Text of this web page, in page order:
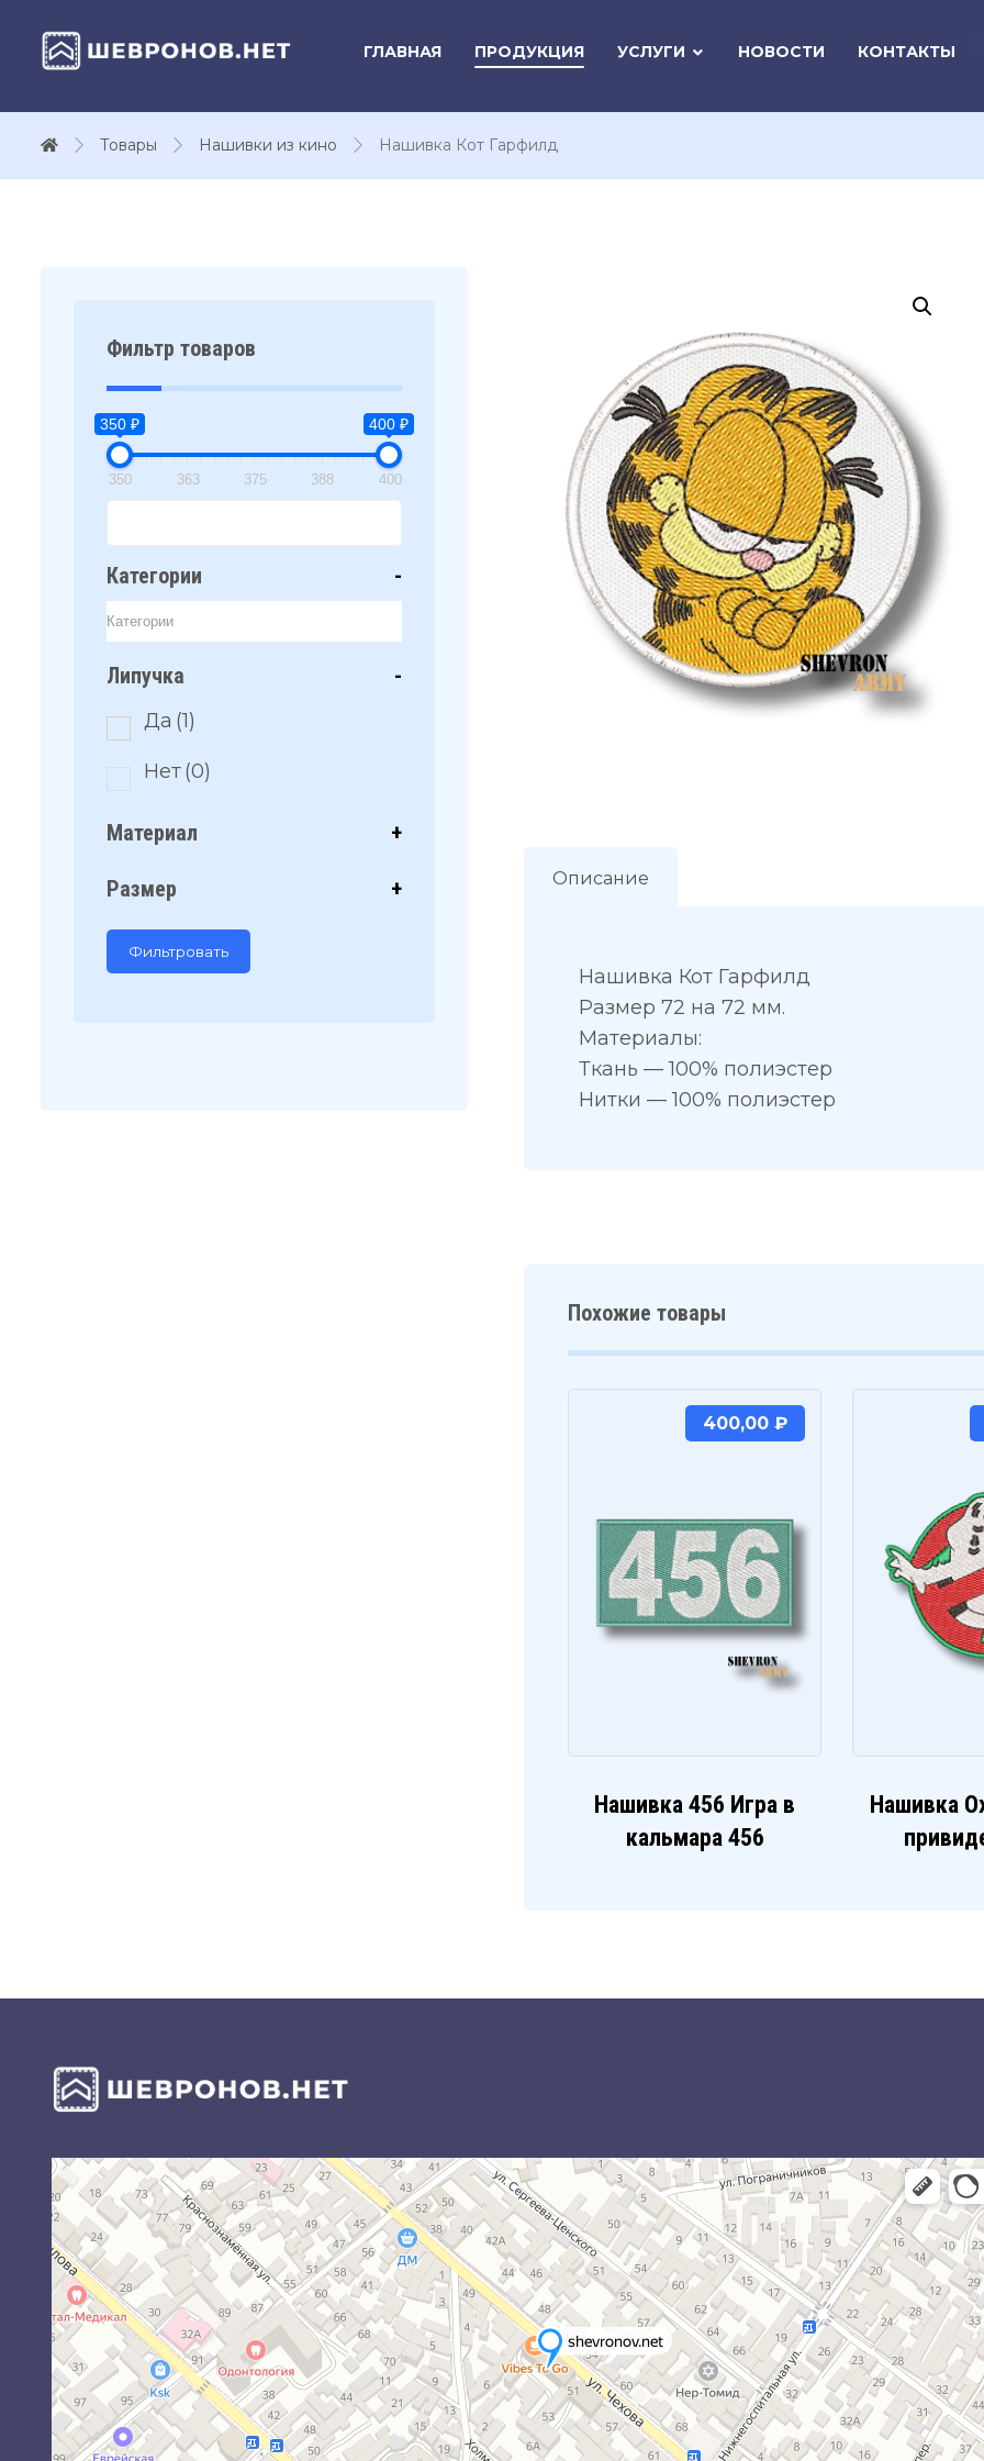
ГЛАВНАЯ ПРОДУКЦИЯ УСЛУГИ НОВОСТИ КОНТАКТЫ
Товары Нашивки из кино Нашивка Кот Гарфилд
Описание
Нашивка Кот Гарфилд
Размер 72 на 72 мм.
Материалы:
Ткань — 100% полиэстер
Нитки — 100% полиэстер
Похожие товары
Нашивка 456 Игра в
кальмара 456
400,00 ₽
Нашивка
Фильтр товаров
350 ₽ 400 ₽
350 363 375 388 400
Категории -
Липучка -
Да (1)
Нет(0)
Материал +
Размер +
Фильтровать